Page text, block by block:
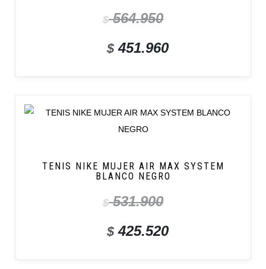
$564.950
$451.960
TENIS NIKE MUJER AIR MAX SYSTEM
BLANCO NEGRO
$531.900
$425.520